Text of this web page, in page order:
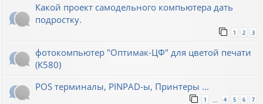
Какой проект самодельного компьютера дать
подростку.
1 2 3
фотокомпьютер "Оптимак-ЦФ" для цветой печати
(К580)
POS терминалы, PINPAD-ы, Принтеры ...
1 4 5 6 7